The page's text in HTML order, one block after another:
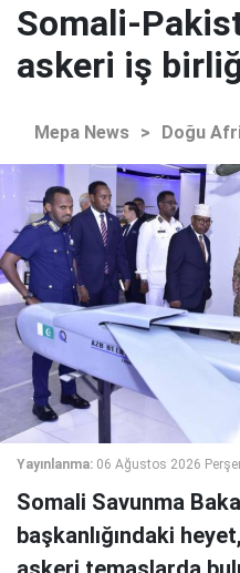
Somali-
askeri iş
Mepa News > Doğu
Yayınlanma: 06 Ağustos 2026
Somali Savunma
başkanlığındaki